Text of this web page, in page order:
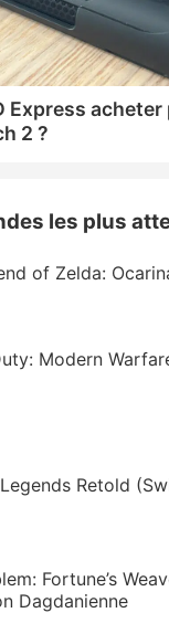
Express acheter
2 ?
les plus
of Zelda:
Modern
Retold
Fortune’s
Dagdanienne